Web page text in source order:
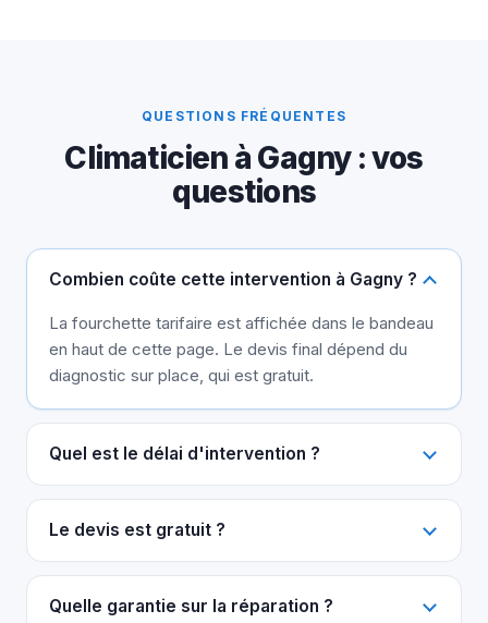
QUESTIONS FRÉQUENTES
Climaticien à Gagny : vos
questions
Combien coûte cette intervention à Gagny ?
La fourchette tarifaire est affichée dans le bandeau
en haut de cette page. Le devis final dépend du
diagnostic sur place, qui est gratuit.
Quel est le délai d'intervention ?
Le devis est gratuit ?
Quelle garantie sur la réparation ?